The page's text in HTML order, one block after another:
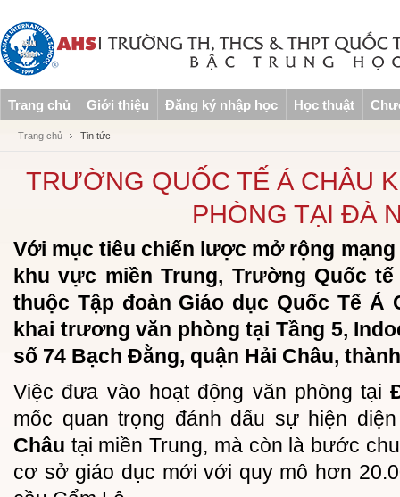
Trang chủ Giới thiệu Đăng ký nhập học Học thuật
Trang chủ Tin tức
TRƯỜNG QUỐC TẾ Á CHÂU
PHÒNG TẠI ĐÀ
Với mục tiêu chiến lược mở rộng
khu vực miền Trung, Trường Quốc
thuộc Tập đoàn Giáo dục Quốc Tế Á
khai trương văn phòng tại Tầng 5,
số 74 Bạch Đằng, quận Hải Châu,
Việc đưa vào hoạt động văn phòng tại
mốc quan trọng đánh dấu sự hiện
Châu tại miền Trung, mà còn là bước
cơ sở giáo dục mới với quy mô hơn